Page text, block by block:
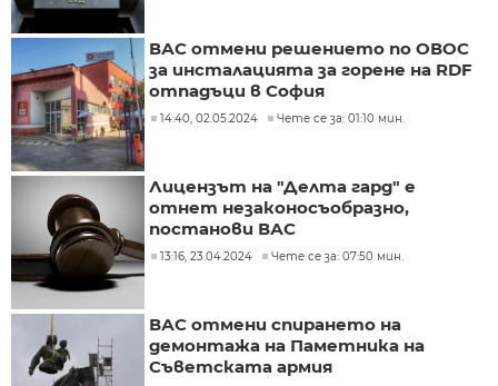
ВАС отмени решението по ОВОС
за инсталацията за горене на RDF
отпадъци в София
14:40, 02.05.2024 Чете се за: 01:10 мин.
Лицензът на "Делта гард" е
отнет незаконосъобразно,
постанови ВАС
13:16, 23.04.2024 Чете се за: 07:50 мин.
ВАС отмени спирането на
демонтажа на Паметника на
Съветската армия